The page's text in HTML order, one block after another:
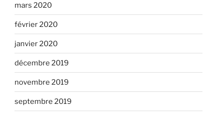
mars 2020
février 2020
janvier 2020
décembre 2019
novembre 2019
septembre 2019